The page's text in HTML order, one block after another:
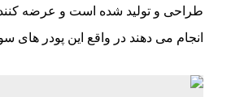
طراحی و تولید شده است و عرضه
انجام می دهند در واقع این پودر